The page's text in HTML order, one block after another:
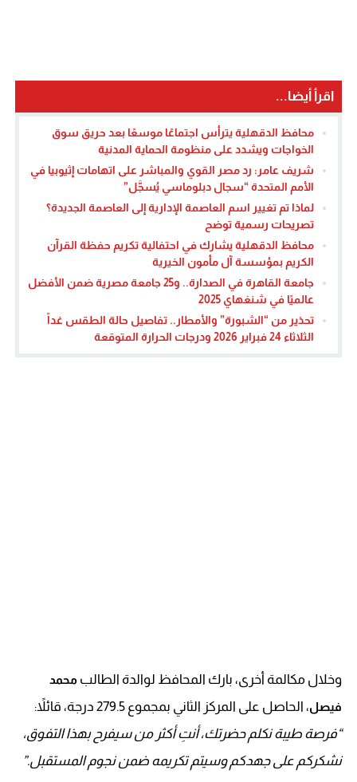
اقرأ أيضا...
محافظ الدقهلية يترأس اجتماعًا موسعًا بعد حريق سوق
الخواجات ويشدد على منظومة الحماية المدنية
شريف عامر: رد مصر القوي والمباشر على اتهامات إثيوبيا في
الأمم المتحدة “سجال دبلوماسي يُسجَّل”
لماذا تم تغيير اسم العاصمة الإدارية إلى العاصمة الجديدة؟
تصريحات رسمية توضح
محافظ الدقهلية يشارك في احتفالية تكريم حفظة القرآن
الكريم بمؤسسة آل مأمون الخيرية
جامعة القاهرة في الصدارة.. و25 جامعة مصرية ضمن الأفضل
عالميًا في شنغهاي 2025
تحذير من “الشبورة” والأمطار.. تفاصيل حالة الطقس غداً
الثلاثاء 24 فبراير 2026 ودرجات الحرارة المتوقعة
وخلال مكالمة أخرى، بارك المحافظ لوالدة الطالب محمد
فيصل، الحاصل على المركز الثاني بمجموع 279.5 درجة، قائلاً:
“فرصة طيبة نكلم حضرتك، أنتِ أكثر من سيفرح بهذا التفوق،
نشكركم على جهدكم وسيتم تكريمه ضمن نجوم المستقبل.”